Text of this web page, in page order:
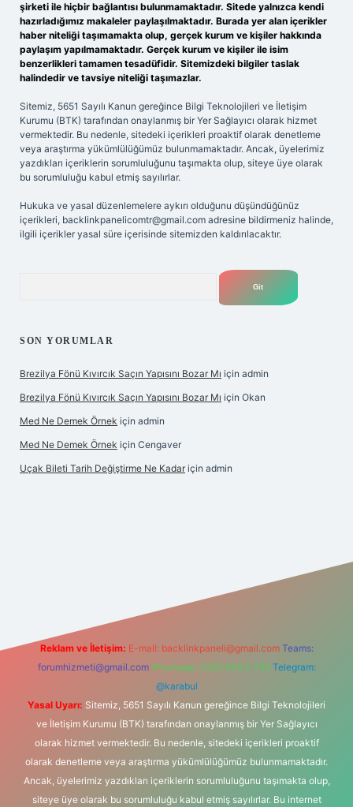
şirketi ile hiçbir bağlantısı bulunmamaktadır. Sitede yalnızca kendi
hazırladığımız makaleler paylaşılmaktadır. Burada yer alan içerikler
haber niteliği taşımamakta olup, gerçek kurum ve kişiler hakkında
paylaşım yapılmamaktadır. Gerçek kurum ve kişiler ile isim
benzerlikleri tamamen tesadüfidir. Sitemizdeki bilgiler taslak
halindedir ve tavsiye niteliği taşımazlar.
Sitemiz, 5651 Sayılı Kanun gereğince Bilgi Teknolojileri ve İletişim
Kurumu (BTK) tarafından onaylanmış bir Yer Sağlayıcı olarak hizmet
vermektedir. Bu nedenle, sitedeki içerikleri proaktif olarak denetleme
veya araştırma yükümlülüğümüz bulunmamaktadır. Ancak, üyelerimiz
yazdıkları içeriklerin sorumluluğunu taşımakta olup, siteye üye olarak
bu sorumluluğu kabul etmiş sayılırlar.
Hukuka ve yasal düzenlemelere aykırı olduğunu düşündüğünüz
içerikleri, backlinkpanelicomtr@gmail.com adresine bildirmeniz halinde,
ilgili içerikler yasal süre içerisinde sitemizden kaldırılacaktır.
SON YORUMLAR
Brezilya Fönü Kıvırcık Saçın Yapısını Bozar Mı için admin
Brezilya Fönü Kıvırcık Saçın Yapısını Bozar Mı için Okan
Med Ne Demek Örnek için admin
Med Ne Demek Örnek için Cengaver
Uçak Bileti Tarih Değiştirme Ne Kadar için admin
Reklam ve İletişim: E-mail: backlinkpaneli@gmail.com Teams:
forumhizmeti@gmail.com Whatsapp: 0262 606 0 726 Telegram:
@karabul
Yasal Uyarı: Sitemiz, 5651 Sayılı Kanun gereğince Bilgi Teknolojileri
ve İletişim Kurumu (BTK) tarafından onaylanmış bir Yer Sağlayıcı
olarak hizmet vermektedir. Bu nedenle, sitedeki içerikleri proaktif
olarak denetleme veya araştırma yükümlülüğümüz bulunmamaktadır.
Ancak, üyelerimiz yazdıkları içeriklerin sorumluluğunu taşımakta olup,
siteye üye olarak bu sorumluluğu kabul etmiş sayılırlar. Bu internet